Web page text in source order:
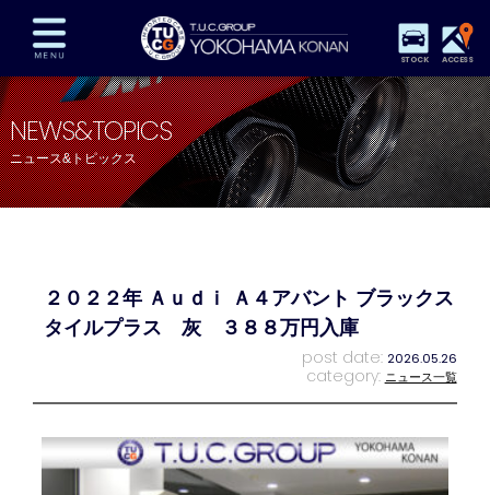
STOCK ACCESS
在庫車両情報 保証&サービス パーツリスト
TUCとは？ 店舗情報 アクセスマップ
全国納車 特別作業 注文販売
プライバシーポリシー スタッフblog
NEWS&TOPICS
ニュース&トピックス
２０２２年 Ａｕｄｉ Ａ４アバント ブラックス
タイルプラス 灰 ３８８万円入庫
post date: 2026.05.26
category: ニュース一覧